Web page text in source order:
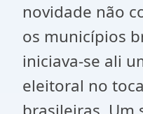
novidade não
os municípios
iniciava-se ali
eleitoral no